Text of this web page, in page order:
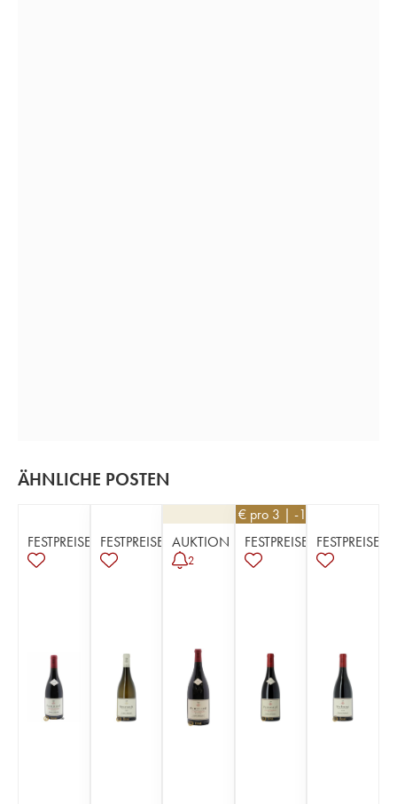
ÄHNLICHE POSTEN
FESTPREISE FESTPREISE AUKTION
2
171€ pro 3 | -10%
FESTPREISE
FESTPREISE